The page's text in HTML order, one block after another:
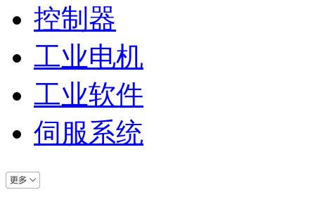
控制器
工业电机
工业软件
伺服系统